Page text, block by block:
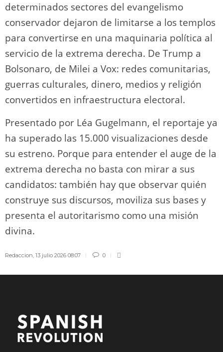
determinados sectores del evangelismo
conservador dejaron de limitarse a los templos
para convertirse en una maquinaria política al
servicio de la extrema derecha. De Trump a
Bolsonaro, de Milei a Vox: redes comunitarias,
guerras culturales, dinero, medios y religión
convertidos en infraestructura electoral.
Presentado por Léa Gugelmann, el reportaje ya
ha superado las 15.000 visualizaciones desde
su estreno. Porque para entender el auge de la
extrema derecha no basta con mirar a sus
candidatos: también hay que observar quién
construye sus discursos, moviliza sus bases y
presenta el autoritarismo como una misión
divina.
Redaccion, 13 julio 2026 08:07 0